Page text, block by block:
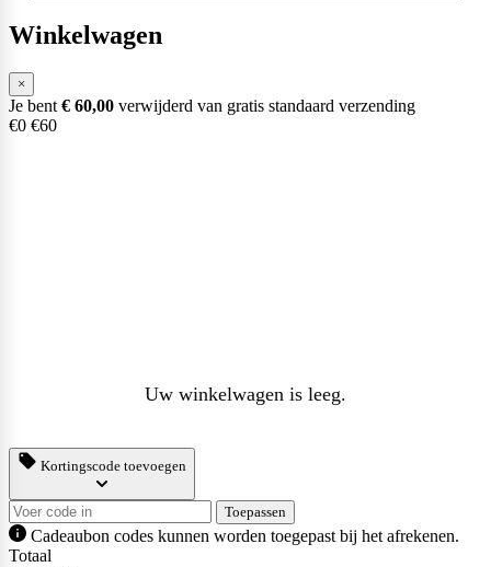
Winkelwagen
×
Je bent € 60,00 verwijderd van gratis standaard verzending
€0 €60
Uw winkelwagen is leeg.
Kortingscode toevoegen
Toepassen
Cadeaubon codes kunnen worden toegepast bij het afrekenen.
Totaal